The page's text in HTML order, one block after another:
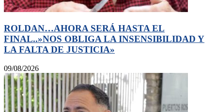
ROLDAN…AHORA SERÁ HASTA EL
FINAL..»NOS OBLIGA LA INSENSIBILIDAD Y
LA FALTA DE JUSTICIA»
09/08/2026